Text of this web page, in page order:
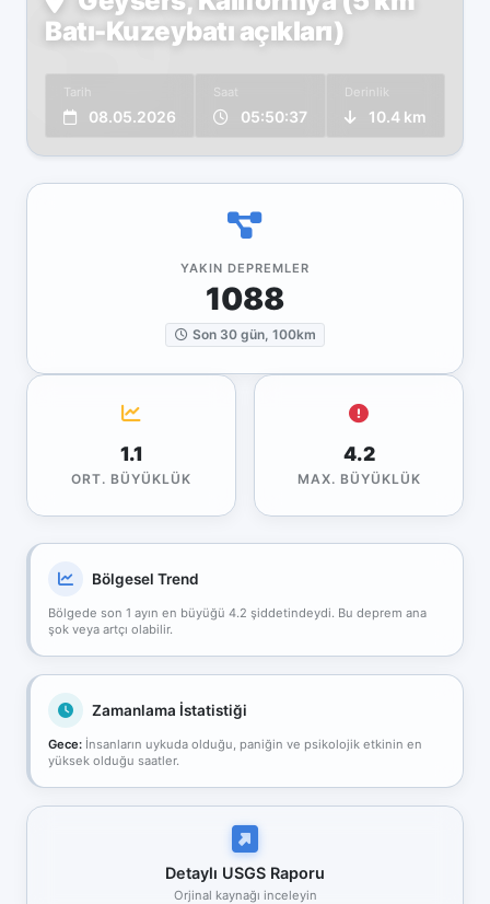
Batı-Kuzeybatı açıkları)
Tarih
08.05.2026
Saat
05:50:37
Derinlik
10.4 km
YAKIN DEPREMLER
1088
Son 30 gün, 100km
1.1
ORT. BÜYÜKLÜK
4.2
MAX. BÜYÜKLÜK
Bölgesel Trend
Bölgede son 1 ayın en büyüğü 4.2 şiddetindeydi. Bu deprem ana
şok veya artçı olabilir.
Zamanlama İstatistiği
Gece: İnsanların uykuda olduğu, paniğin ve psikolojik etkinin en
yüksek olduğu saatler.
Detaylı USGS Raporu
Orjinal kaynağı inceleyin